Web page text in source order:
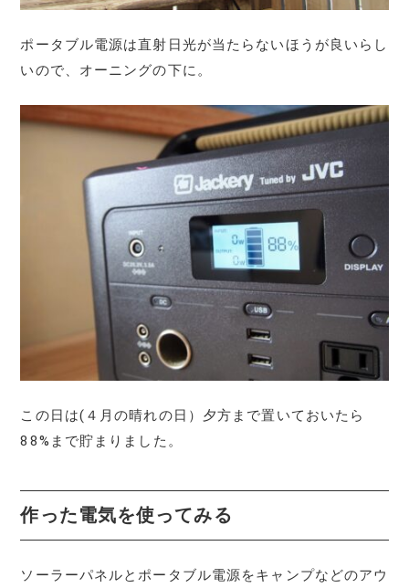
ポータブル電源は直射日光が当たらないほうが良いらし
いので、オーニングの下に。
この日は(４月の晴れの日）夕方まで置いておいたら
88%まで貯まりました。
作った電気を使ってみる
ソーラーパネルとポータブル電源をキャンプなどのアウ